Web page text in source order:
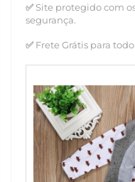
✅ Site protegido com
segurança.
✅ Frete Grátis para